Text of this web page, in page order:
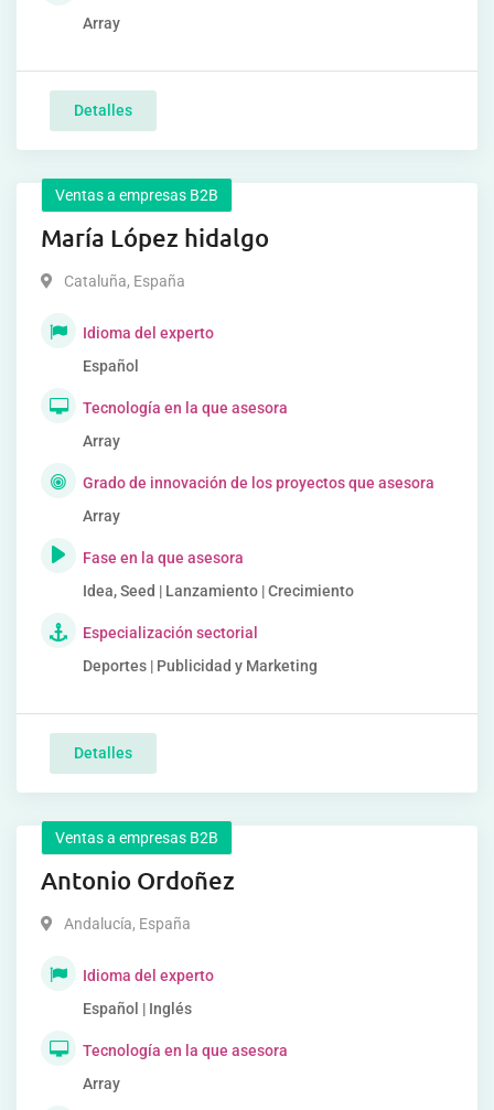
Array
Detalles
Ventas a empresas B2B
María López hidalgo
Cataluña, España
Idioma del experto
Español
Tecnología en la que asesora
Array
Grado de innovación de los proyectos que asesora
Array
Fase en la que asesora
Idea, Seed | Lanzamiento | Crecimiento
Especialización sectorial
Deportes | Publicidad y Marketing
Detalles
Ventas a empresas B2B
Antonio Ordoñez
Andalucía, España
Idioma del experto
Español | Inglés
Tecnología en la que asesora
Array